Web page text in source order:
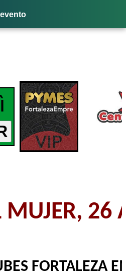
MUJER, 26
FORTALEZA